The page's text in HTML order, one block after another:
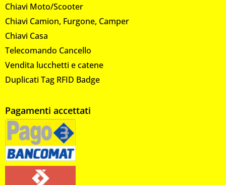
Chiavi Moto/Scooter
Chiavi Camion, Furgone, Camper
Chiavi Casa
Telecomando Cancello
Vendita lucchetti e catene
Duplicati Tag RFID Badge
Pagamenti accettati